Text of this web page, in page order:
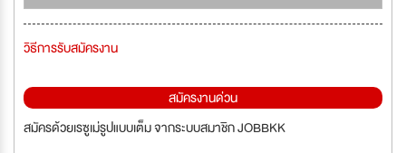
วิธีการรับสมัครงาน
สมัครงานด่วน
สมัครด้วยเรซูเม่รูปแบบเต็ม จากระบบสมาชิก JOBBKK